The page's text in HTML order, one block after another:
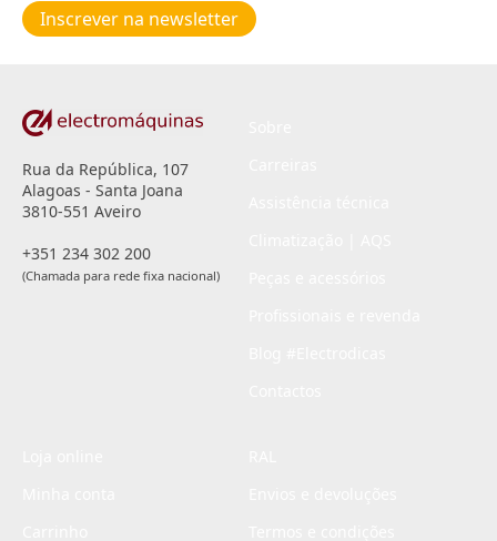
privacidade
Inscrever na newsletter
Rua da República, 107
Alagoas - Santa Joana
3810-551 Aveiro
+351 234 302 200
(Chamada para rede fixa nacional)